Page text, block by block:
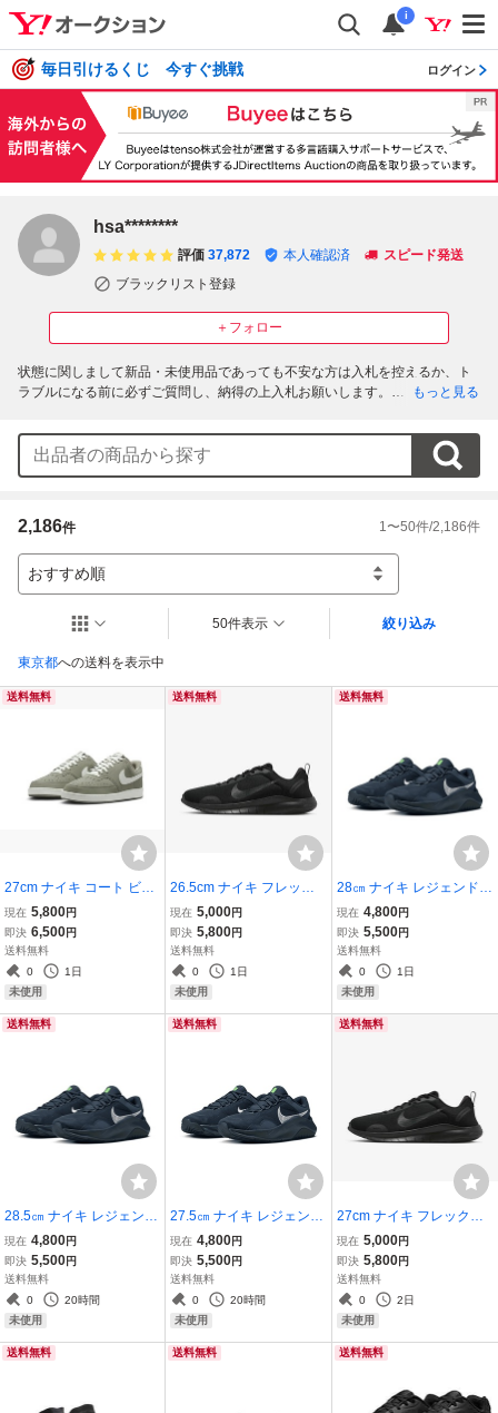
i
毎日引けるくじ 今すぐ挑戦 ログイン
hsa********
＋フォロー
評価 37,872 本人確認済
スピード発送
ブラックリスト登録
状態に関しまして新品・未使用品であっても不安な方は入札を控えるか、ト
ラブルになる前に必ずご質問し、納得の上入札お願いします。
全て国内正規品です。
送料無料
袋を2重にした簡易包装発送です。
B品の場合や商品の情報に記載ミス・不足事項等、汚れ、製造上、保管中の汚
れ/多少のずれ等もあり、状態等、経年劣化などご質問頂ければできる限り返
答致します。
商品の不良等でお譲りできない場合もありご理解の上入札下さい。
画像は写りや色・状態等が違う場合があり参考です。
もっと見る
2,186件 1 〜50件/2,186件
おすすめ順
東京都への送料を表示中
50件表示 絞り込み
送料無料
27cm ナイキ コート ビジ
ョン ロー ライトアーミー/
白 HM9429-300 NIKE CO
URT VISION LO
現在 5,800円
即決 6,500円
送料無料
0
1日
未使用
送料無料
26.5cm ナイキ フレック
ス エクスペリエンス ラン
12 黒/黒 DV0740-003 NIK
E FLEX EXPERIENCE R
N 12
現在 5,000円
即決 5,800円
送料無料
0
1日
未使用
送料無料
28㎝ ナイキ レジェンド
エッセンシャル 3 ネクス
ト ネイチャー DM1120-4
03 NIKE LEGEND ESSE
NTIAL 3 NEXT NATURE
NN トレーニング
現在 4,800円
即決 5,500円
送料無料
0
1日
未使用
送料無料
28.5㎝ ナイキ レジェンド
エッセンシャル 3 ネクス
ト ネイチャー DM1120-4
03 NIKE LEGEND ESSE
NTIAL 3 NEXT NATURE
NN トレーニング
現在 4,800円
即決 5,500円
送料無料
0
20時間
未使用
送料無料
27.5㎝ ナイキ レジェンド
エッセンシャル 3 ネクス
ト ネイチャー DM1120-4
03NIKE LEGEND ESSEN
TIAL 3 NEXT NATURE N
N トレーニング
現在 4,800円
即決 5,500円
送料無料
0
20時間
未使用
送料無料
27cm ナイキ フレックス
エクスペリエンス ラン 12
黒/黒 DV0740-003 NIKE F
LEX EXPERIENCE RN 1
2
現在 5,000円
即決 5,800円
送料無料
0
2日
未使用
送料無料 送料無料 送料無料